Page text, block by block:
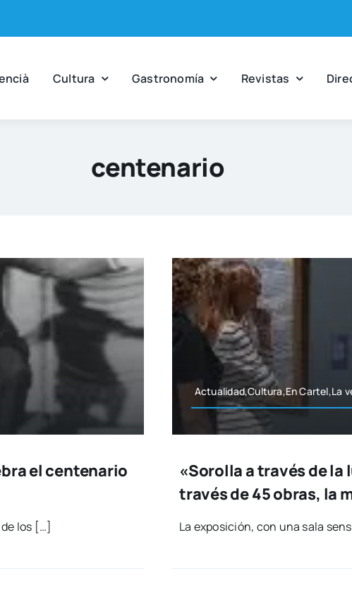
Cul­tu­ra Gas­tro­no­mía Revis­tas
centenario
el centenario
los […]
Actualidad,Cultura,En Cartel,La
«Sorolla a través de
través de 45 obras, la
La expo­si­ción, con una sala